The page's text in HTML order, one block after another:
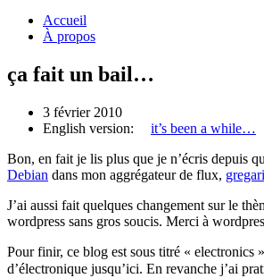
Accueil
À propos
ça fait un bail…
3 février 2010
English version:
it’s been a while…
Bon, en fait je lis plus que je n’écris depuis
Debian dans mon aggrégateur de flux,
J’ai aussi fait quelques changement sur le
wordpress sans gros soucis. Merci à
Pour finir, ce blog est sous titré « electronics
d’électronique jusqu’ici. En revanche j’ai